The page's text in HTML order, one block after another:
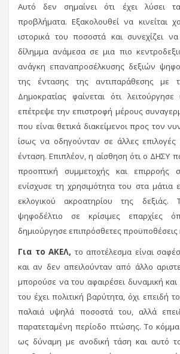
Αυτό δεν σημαίνει ότι έχει λύσει
προβλήματα. Εξακολουθεί να κινείται
ιστορικά του ποσοστά και συνεχίζει να
δίλημμα ανάμεσα σε μια πιο
ανάγκη επαναπροσέλκυσης δεξιών
της έντασης της αντιπαράθεσης με
Δημοκρατίας φαίνεται ότι
επέτρεψε την επιστροφή μέρους
που είναι θετικά διακείμενοι προς τον
ίσως να οδηγούνταν σε άλλες επιλογές
ένταση. Επιπλέον, η αίσθηση ότι ο ΔΗΣΥ
προοπτική συμμετοχής και επιρροής
ενίσχυσε τη χρησιμότητα του στα μάτια
εκλογικού ακροατηρίου της δεξιάς.
ψηφοδέλτιο σε κρίσιμες επαρχίες
δημιούργησε επιπρόσθετες προϋποθέσεις
Για το ΑΚΕΛ, το αποτέλεσμα είναι
και αν δεν απειλούνταν από άλλο
μπορούσε να του αφαιρέσει δυναμική
του έχει πολιτική βαρύτητα, όχι επειδή
παλαιά υψηλά ποσοστά του, αλλά
παρατεταμένη περίοδο πτώσης. Το κόμμα
ως δύναμη με ανοδική τάση και αυτό